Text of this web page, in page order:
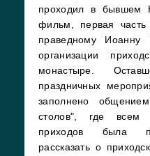
проходил в бывшем
фильм, первая часть
праведному Иоанну
организации
монастыре.
праздничных
заполнено
столов", где всем
приходов была
рассказать о